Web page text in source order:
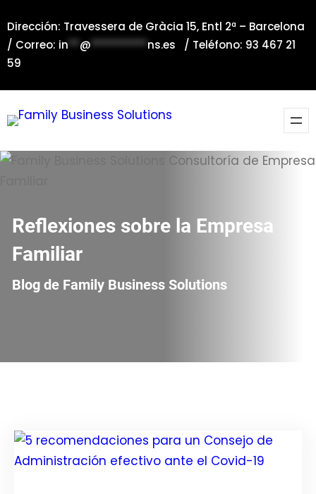
al
contenido
Dirección: Travessera de Gràcia 15, Entl 2ª – Barcelona
/ Correo: in**@**********ns.es / Teléfono: 93 467 21
59
Reflexiones sobre la Empresa
Familiar
Blog de Family Business Solutions